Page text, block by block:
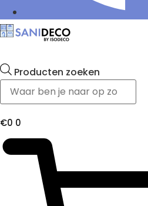
Producten zoeken
€0 0